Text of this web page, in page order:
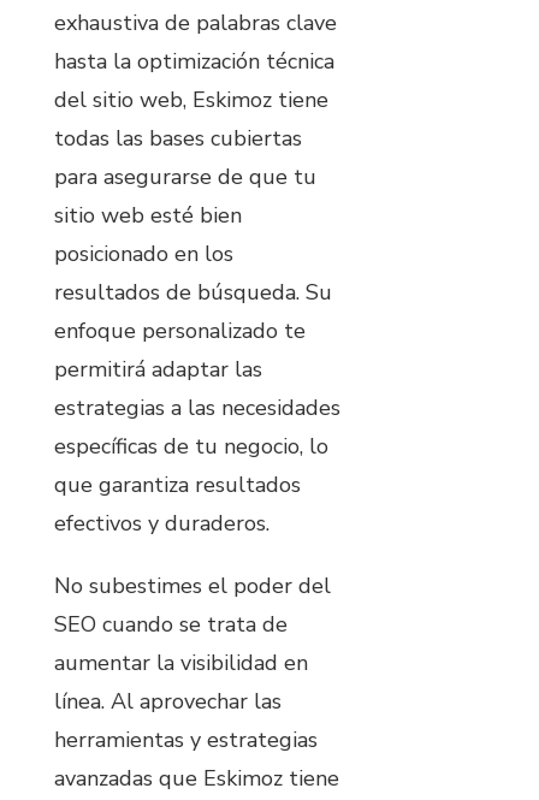
exhaustiva de palabras clave
hasta la optimización técnica
del sitio web, Eskimoz tiene
todas las bases cubiertas
para asegurarse de que tu
sitio web esté bien
posicionado en los
resultados de búsqueda. Su
enfoque personalizado te
permitirá adaptar las
estrategias a las necesidades
específicas de tu negocio, lo
que garantiza resultados
efectivos y duraderos.
No subestimes el poder del
SEO cuando se trata de
aumentar la visibilidad en
línea. Al aprovechar las
herramientas y estrategias
avanzadas que Eskimoz tiene